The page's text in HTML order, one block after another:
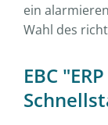
ein
Wahl des
EBC